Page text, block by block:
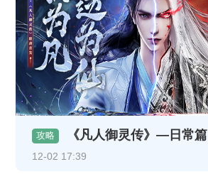
攻略 《凡人御灵传》—日常篇
12-02 17:39